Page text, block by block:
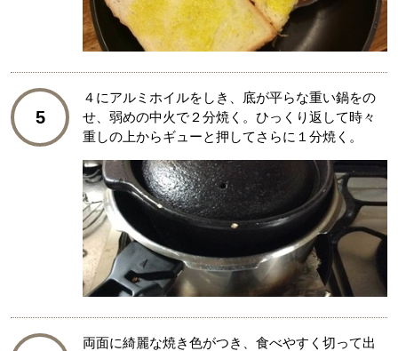
5
４にアルミホイルをしき、底が平らな重い鍋をの
せ、弱めの中火で２分焼く。ひっくり返して時々
重しの上からギューと押してさらに１分焼く。
両面に綺麗な焼き色がつき、食べやすく切って出